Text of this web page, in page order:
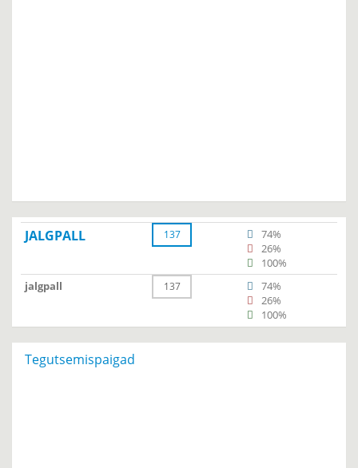
JALGPALL 137
74%
26%
100%
jalgpall
137
74%
26%
100%
Tegutsemispaigad